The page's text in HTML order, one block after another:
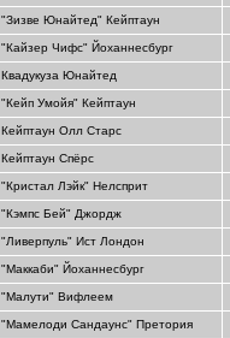
"Зизве Юнайтед" Кейптаун
"Кайзер Чифс" Йоханнесбург
Квадукуза Юнайтед
"Кейп Умойя" Кейптаун
Кейптаун Олл Старс
Кейптаун Спёрс
"Кристал Лэйк" Нелсприт
"Кэмпс Бей" Джордж
"Ливерпуль" Ист Лондон
"Маккаби" Йоханнесбург
"Малути" Вифлеем
"Мамелоди Сандаунс" Претория